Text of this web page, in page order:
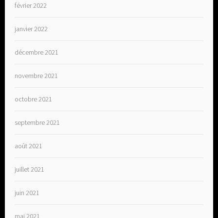
février 2022
janvier 2022
décembre 2021
novembre 2021
octobre 2021
septembre 2021
août 2021
juillet 2021
juin 2021
mai 2021